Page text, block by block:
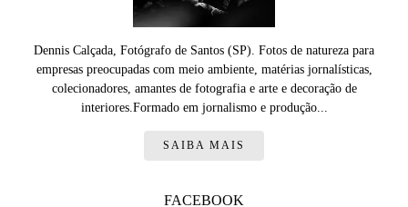
Dennis Calçada, Fotógrafo de Santos (SP). Fotos de natureza para
empresas preocupadas com meio ambiente, matérias jornalísticas,
colecionadores, amantes de fotografia e arte e decoração de
interiores.Formado em jornalismo e produção...
SAIBA MAIS
FACEBOOK